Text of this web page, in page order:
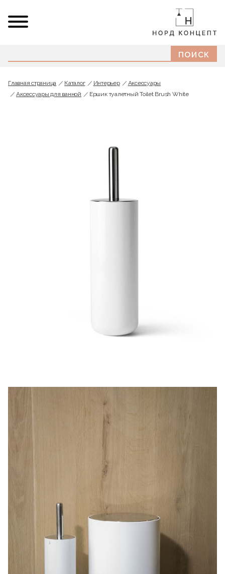
Главная страница Каталог Интерьер
Аксессуары
Аксессуары для ванной
Ершик туалетный Toilet Brush White